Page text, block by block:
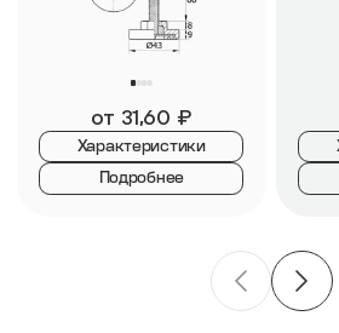
от 31,60 ₽
Характеристики
Подробнее